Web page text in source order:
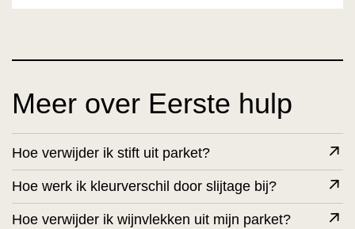
Meer over Eerste hulp
Hoe verwijder ik stift uit parket?
Hoe werk ik kleurverschil door slijtage bij?
Hoe verwijder ik wijnvlekken uit mijn parket?